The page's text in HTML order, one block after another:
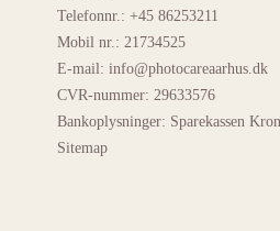
Telefonnr.: +45 86253211
Mobil nr.: 21734525
E-mail: info@photocareaarhus.dk
CVR-nummer: 29633576
Bankoplysninger: Sparekassen
Sitemap